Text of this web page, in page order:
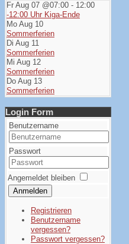
Fr Aug 07 @07:00 - 12:00
-12:00 Uhr Kiga-Ende
Mo Aug 10
Sommerferien
Di Aug 11
Sommerferien
Mi Aug 12
Sommerferien
Do Aug 13
Sommerferien
Login Form
Benutzername
Passwort
Angemeldet bleiben
Anmelden
Registrieren
Benutzername
vergessen?
Passwort vergessen?